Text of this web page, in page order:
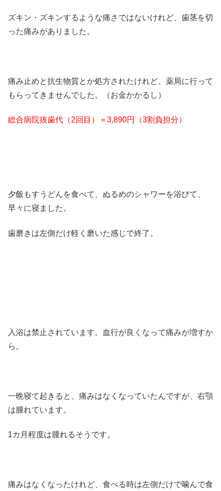
ズキン・ズキンするような痛さではないけれど、歯茎を切
った痛みがありました。
痛み止めと抗生物質とか処方されたけれど、薬局に行って
もらってきませんでした。（お金かかるし）
総合病院抜歯代（2回目）＝3,890円（3割負担分）
夕飯もすうどんを食べて、ぬるめのシャワーを浴びて、
早々に寝ました。
歯磨きは左側だけ軽く磨いた感じで終了。
入浴は禁止されています。血行が良くなって痛みが増すか
ら。
一晩寝て起きると、痛みはなくなっていたんですが、右顎
は腫れています。
1カ月程度は腫れるそうです。
痛みはなくなったけれど、食べる時は左側だけで噛んで食